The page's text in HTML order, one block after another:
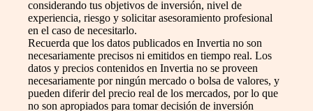
considerando tus objetivos de inversión, nivel de
experiencia, riesgo y solicitar asesoramiento profesional
en el caso de necesitarlo.
Recuerda que los datos publicados en Invertia no son
necesariamente precisos ni emitidos en tiempo real. Los
datos y precios contenidos en Invertia no se proveen
necesariamente por ningún mercado o bolsa de valores, y
pueden diferir del precio real de los mercados, por lo que
no son apropiados para tomar decisión de inversión